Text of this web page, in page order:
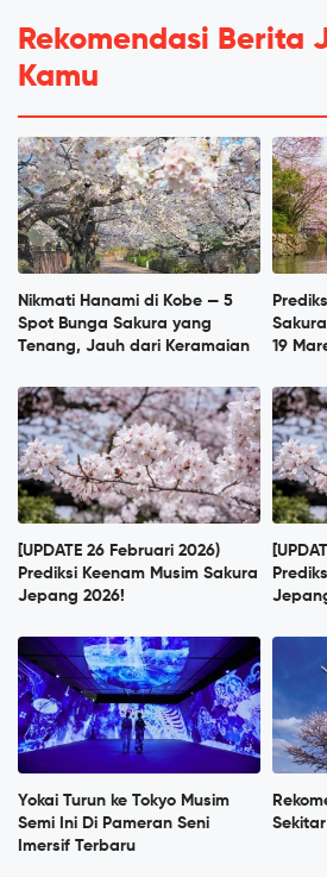
Rekomendasi Berita
Kamu
Nikmati Hanami di Kobe — 5
Spot Bunga Sakura yang
Tenang, Jauh dari Keramaian
19
[UPDATE 26 Februari 2026)
Prediksi Keenam Musim Sakura
Jepang 2026!
Yokai Turun ke Tokyo Musim
Semi Ini Di Pameran Seni
Imersif Terbaru